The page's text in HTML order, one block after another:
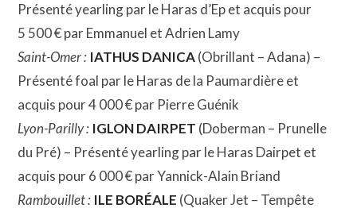
Présenté yearling par le Haras d’Ep et acquis pour
5 500 € par Emmanuel et Adrien Lamy
Saint-Omer : IATHUS DANICA(Obrillant – Adana) –
Présenté foal par le Haras de la Paumardière et
acquis pour 4 000 € par Pierre Guénik
Lyon-Parilly : IGLON DAIRPET (Doberman – Prunelle
du Pré) – Présenté yearling par le Haras Dairpet et
acquis pour 6 000 € par Yannick-Alain Briand
Rambouillet : ILE BORÉALE (Quaker Jet – Tempête